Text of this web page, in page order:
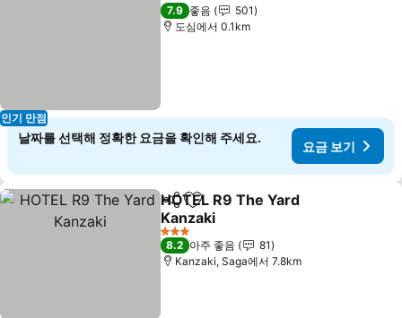
인기 만점
7.9 좋음
501
도심에서 0.1km
날짜를 선택해 정확한 요금을 확인해 주세요.
요금 보기
공유 즐겨찾기에 추가
HOTEL R9 The Yard
Kanzaki
3 성급
8.2 아주 좋음
81
Kanzaki, Saga에서 7.8km